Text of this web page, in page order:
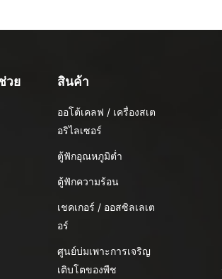
วย
สินค้า
ออโต้เคลฟ / เครื่องสเต
อริไลเซอร์
ตู้ฟักอุณหภูมิต่ำ
ตู้ฟักความร้อน
เชคเกอร์ / ออสซิลเลเต
อร์
ศูนย์บ่มเพาะการเจริญ
เติบโตของพืช